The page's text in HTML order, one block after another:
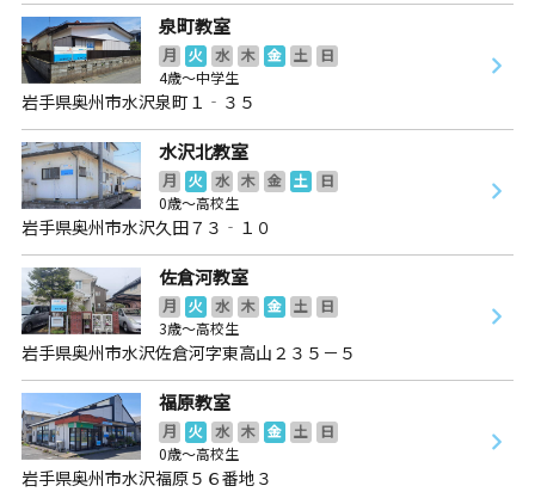
泉町教室
月 火 水 木 金 土
日
4歳～中学生
岩手県奥州市水沢泉町１‐３５
水沢北教室
月 火 水 木 金 土
日
0歳～高校生
岩手県奥州市水沢久田７３‐１０
佐倉河教室
月 火 水 木 金 土
日
3歳～高校生
岩手県奥州市水沢佐倉河字東高山２３５－５
福原教室
月 火 水 木 金 土
日
0歳～高校生
岩手県奥州市水沢福原５６番地３